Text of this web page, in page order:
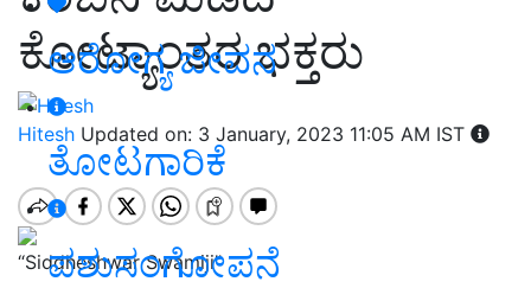
ಆರೋಗ್ಯ ಜೀವನ
ತೋಟಗಾರಿಕೆ
ಪಶುಸಂಗೋಪನೆ
ಕೋಟ್ಯಾಂತರ ಭಕ್ತರು
Hitesh Updated on: 3 January, 2023 11:05 AM IST
“Siddheshwar Swamiji”